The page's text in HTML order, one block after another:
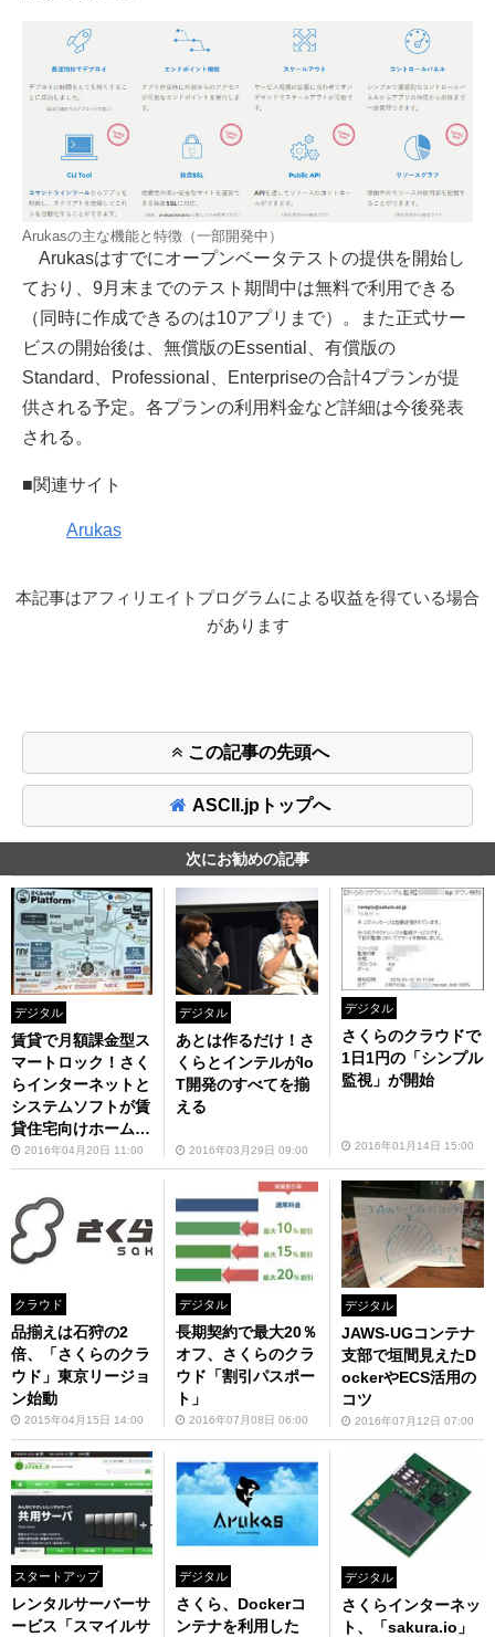
Arukasの主な機能と特徴（一部開発中）
Arukasはすでにオープンベータテストの提供を開始し
ており、9月末までのテスト期間中は無料で利用できる
（同時に作成できるのは10アプリまで）。また正式サー
ビスの開始後は、無償版のEssential、有償版の
Standard、Professional、Enterpriseの合計4プランが提
供される予定。各プランの利用料金など詳細は今後発表
される。
■関連サイト
Arukas
本記事はアフィリエイトプログラムによる収益を得ている場合
があります
この記事の先頭へ
ASCII.jpトップへ
次にお勧めの記事
デジタル
賃貸で月額課金型ス
マートロック！さく
らインターネットと
システムソフトが賃
貸住宅向けホームIo
Tの合弁会社設立
2016年04月20日 11:00
デジタル
あとは作るだけ！さ
くらとインテルがIo
T開発のすべてを揃
える
2016年03月29日 09:00
デジタル
さくらのクラウドで
1日1円の「シンプル
監視」が開始
2016年01月14日 15:00
クラウド
品揃えは石狩の2
倍、「さくらのクラ
ウド」東京リージョ
ン始動
2015年04月15日 14:00
デジタル
長期契約で最大20％
オフ、さくらのクラ
ウド「割引パスポー
ト」
2016年07月08日 06:00
デジタル
JAWS-UGコンテナ
支部で垣間見えたD
ockerやECS活用の
コツ
2016年07月12日 07:00
スタートアップ
レンタルサーバーサ
ービス「スマイルサ
デジタル
さくら、Dockerコ
ンテナを利用した
デジタル
さくらインターネッ
ト、「sakura.io」